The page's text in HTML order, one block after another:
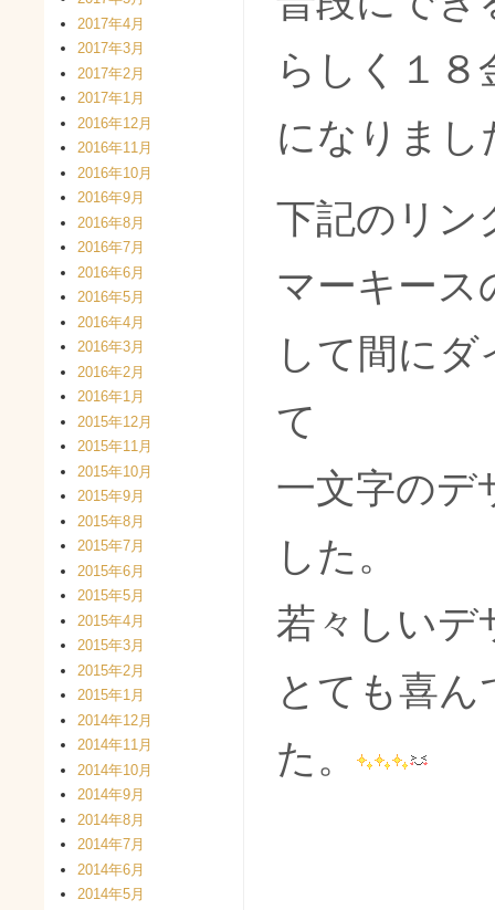
らしく１
になりまし
下記のリン
マーキース
して間に
て
一文字のデ
した。
若々しいデ
とても喜
た。
2017年4月
2017年3月
2017年2月
2017年1月
2016年12月
2016年11月
2016年10月
2016年9月
2016年8月
2016年7月
2016年6月
2016年5月
2016年4月
2016年3月
2016年2月
2016年1月
2015年12月
2015年11月
2015年10月
2015年9月
2015年8月
2015年7月
2015年6月
2015年5月
2015年4月
2015年3月
2015年2月
2015年1月
2014年12月
2014年11月
2014年10月
2014年9月
2014年8月
2014年7月
2014年6月
2014年5月